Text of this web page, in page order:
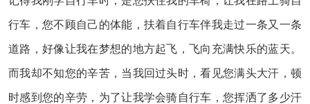
行车，您不顾自己的体能，扶着自行车伴我走过一条又一条
道路，好像让我在梦想的地方起飞，飞向充满快乐的蓝天。
而我却不知您的辛苦，当我回过头时，看见您满头大汗，顿
时感到您的辛劳，为了让我学会骑自行车，您挥洒了多少汗